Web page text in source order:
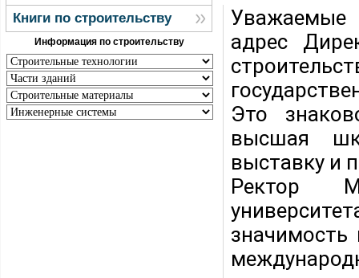
Книги по строительству
Информация по строительству
Уважаемые
адрес
Это
высшая
выставку и
Ректор